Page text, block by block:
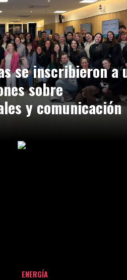
se inscribieron a
sobre
y comunicación
ENERGÍA